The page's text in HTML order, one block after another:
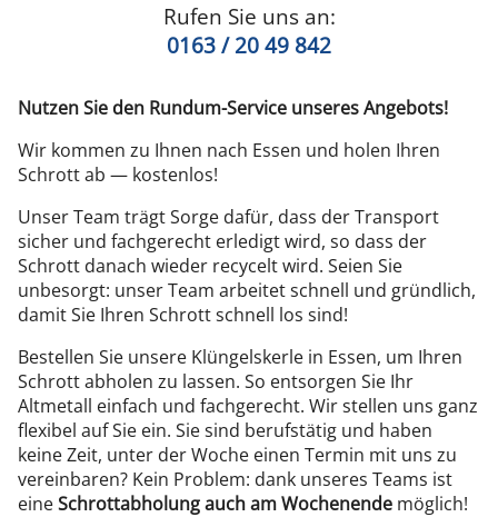
Rufen Sie uns an:
0163 / 20 49 842
Nutzen Sie den Rundum-Service unseres Angebots!
Wir kommen zu Ihnen nach Essen und holen Ihren
Schrott ab — kostenlos!
Unser Team trägt Sorge dafür, dass der Transport
sicher und fachgerecht erledigt wird, so dass der
Schrott danach wieder recycelt wird. Seien Sie
unbesorgt: unser Team arbeitet schnell und gründlich,
damit Sie Ihren Schrott schnell los sind!
Bestellen Sie unsere Klüngelskerle in Essen, um Ihren
Schrott abholen zu lassen. So entsorgen Sie Ihr
Altmetall einfach und fachgerecht. Wir stellen uns ganz
flexibel auf Sie ein. Sie sind berufstätig und haben
keine Zeit, unter der Woche einen Termin mit uns zu
vereinbaren? Kein Problem: dank unseres Teams ist
eineSchrottabholung auch am Wochenende möglich!